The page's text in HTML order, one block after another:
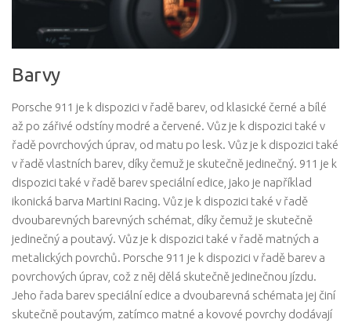
Barvy
Porsche 911 je k dispozici v řadě barev, od klasické černé a bílé
až po zářivé odstíny modré a červené. Vůz je k dispozici také v
řadě povrchových úprav, od matu po lesk. Vůz je k dispozici také
v řadě vlastních barev, díky čemuž je skutečně jedinečný. 911 je k
dispozici také v řadě barev speciální edice, jako je například
ikonická barva Martini Racing. Vůz je k dispozici také v řadě
dvoubarevných barevných schémat, díky čemuž je skutečně
jedinečný a poutavý. Vůz je k dispozici také v řadě matných a
metalických povrchů. Porsche 911 je k dispozici v řadě barev a
povrchových úprav, což z něj dělá skutečně jedinečnou jízdu.
Jeho řada barev speciální edice a dvoubarevná schémata jej činí
skutečně poutavým, zatímco matné a kovové povrchy dodávají